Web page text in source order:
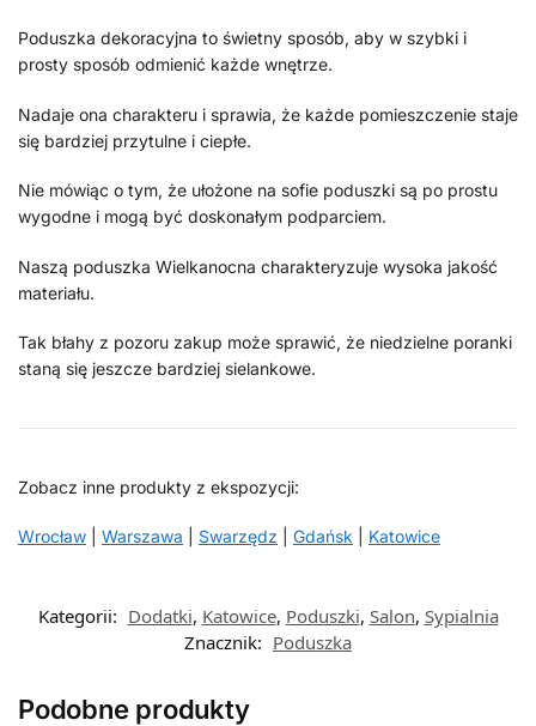
Poduszka dekoracyjna to świetny sposób, aby w szybki i
prosty sposób odmienić każde wnętrze.
Nadaje ona charakteru i sprawia, że każde pomieszczenie staje
się bardziej przytulne i ciepłe.
Nie mówiąc o tym, że ułożone na sofie poduszki są po prostu
wygodne i mogą być doskonałym podparciem.
Naszą poduszka Wielkanocna charakteryzuje wysoka jakość
materiału.
Tak błahy z pozoru zakup może sprawić, że niedzielne poranki
staną się jeszcze bardziej sielankowe.
Zobacz inne produkty z ekspozycji:
Wrocław Warszawa Swarzędz Gdańsk Katowice
Kategorii: Dodatki, Katowice, Poduszki, Salon, Sypialnia
Znacznik: Poduszka
Podobne produkty